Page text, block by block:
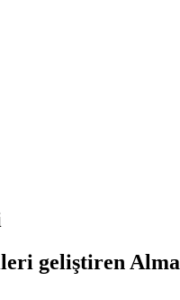
geliştiren